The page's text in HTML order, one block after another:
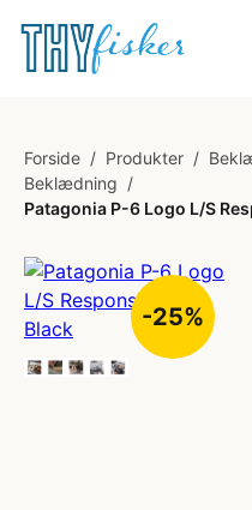
Forside / Produkter /
Beklædning /
Patagonia P-6 Logo L/S
-25%